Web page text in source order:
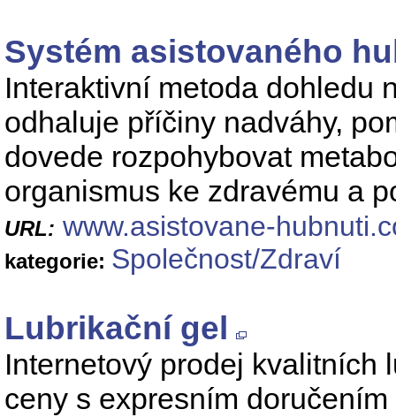
Systém asistovaného
Interaktivní metoda dohledu
odhaluje příčiny nadváhy,
dovede rozpohybovat
organismus ke zdravému a
URL: www.asistovane-
kategorie: Společnost/Zdraví
Lubrikační gel
Internetový prodej kvalitních
ceny s expresním